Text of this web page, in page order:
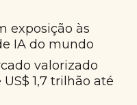
exposição às
IA do mundo
valorizado
1,7 trilhão até